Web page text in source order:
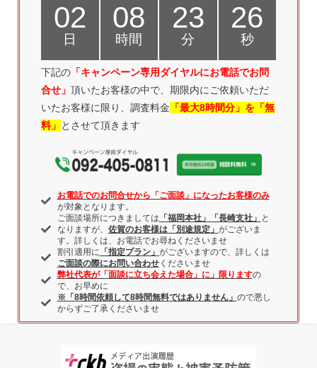
02
日
08
時間
23
分
25
秒
下記の 「キャンペーン専用ダイヤルにお電話でお問
合せ」 頂いたお客様の中で、期限内にご依頼いただ
いたお客様に限り、調査料金 「最大8時間分」を「無
料」 とさせて頂きます
お電話でのお問合せから「ご面談」になったお客様のみ
が対象となります。
ご面談場所につきましては 「福岡本社」「長崎支社」 と
なりますが、 佐賀のお客様は「別途規定」 がございま
す。詳しくは、お電話でお尋ねくださいませ
割引適用に 「指定プラン」 がございますので、詳しくは
ご面談の際にお問い合わせくださいませ
弊社代表が「面談に立ち会えた場合」に」限りますの
で、お早めに
※「8時間依頼して8時間無料ではありません」 ので悪し
からずご了承くださいませ